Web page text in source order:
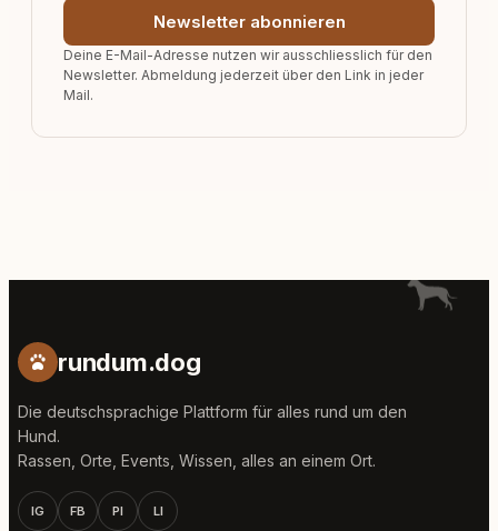
Newsletter abonnieren
Deine E-Mail-Adresse nutzen wir ausschliesslich für den
Newsletter. Abmeldung jederzeit über den Link in jeder
Mail.
rundum.dog
Die deutschsprachige Plattform für alles rund um den
Hund.
Rassen, Orte, Events, Wissen, alles an einem Ort.
IG FB PI LI